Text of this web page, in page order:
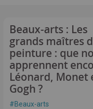
Beaux-arts : Les
grands maîtres
peinture : que
apprennent
Léonard, Monet
Gogh ?
#Beaux-arts